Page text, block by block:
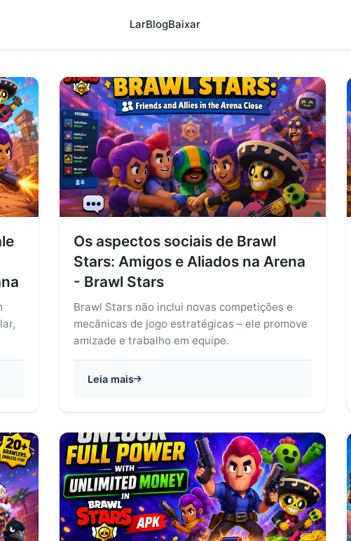
LarBlogBaixar
Os aspectos sociais de Brawl
Stars: Amigos e Aliados na Arena
- Brawl Stars
Brawl Stars não inclui novas competições e
mecânicas de jogo estratégicas – ele promove
amizade e trabalho em equipe.
Leia mais